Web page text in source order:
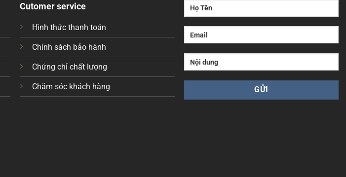
Cutomer service
Hình thức thanh toán
Chính sách bảo hành
Chứng chỉ chất lượng
Chăm sóc khách hàng